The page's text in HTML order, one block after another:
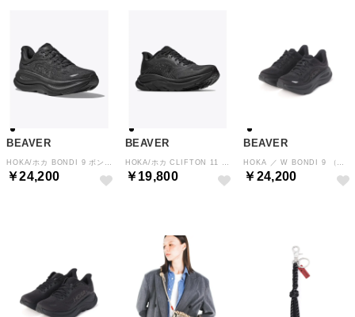
BEAVER
￥24,200
BEAVER
￥19,800
BEAVER
￥24,200